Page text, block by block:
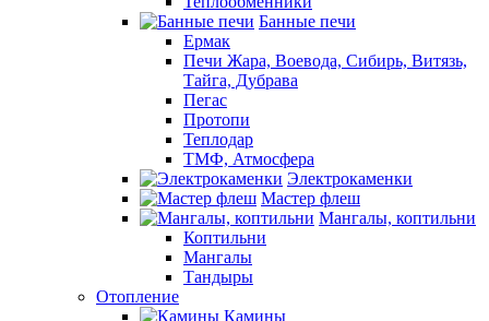
Банные печи
Ермак
Печи Жара, Воевода, Сибирь, Витязь,
Тайга, Дубрава
Пегас
Протопи
Теплодар
ТМФ, Атмосфера
Электрокаменки
Мастер флеш
Мангалы, коптильни
Коптильни
Мангалы
Тандыры
Отопление
Камины